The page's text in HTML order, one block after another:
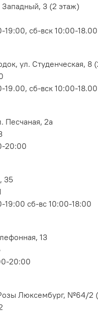
3 (2 этаж)
сб-вск 10:00-18.00
ул. Студенческая, 8
сб-вск 10:00-18.00
Песчаная, 2а
20:00
35
19:00 сб-вс 10:00-18:00
13
20:00
Люксембург, №64/2